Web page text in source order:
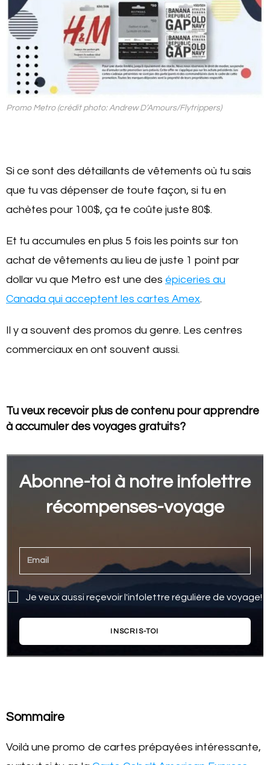
Promo Metro (crédit photo: Andrew D’Amours/Flytrippers)
Si ce sont des détaillants de vêtements où tu sais
que tu vas dépenser de toute façon, si tu en
achètes pour 100$, ça te coûte juste 80$.
Et tu accumules en plus 5 fois les points sur ton
achat de vêtements au lieu de juste 1 point par
dollar vu que Metro est une des épiceries au
Canada qui acceptent les cartes Amex.
Il y a souvent des promos du genre. Les centres
commerciaux en ont souvent aussi.
Tu veux recevoir plus de contenu pour apprendre
à accumuler des voyages gratuits?
Abonne-toi à notre infolettre
récompenses-voyage
Je veux aussi reçevoir l'infolettre régulière de voyage!
INSCRIS-TOI
Sommaire
Voilà une promo de cartes prépayées intéressante,